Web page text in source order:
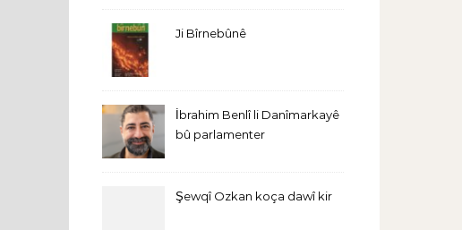
Ji Bîrnebûnê
İbrahim Benlî li Danîmarkayê
bû parlamenter
Şewqî Ozkan koça dawî kir